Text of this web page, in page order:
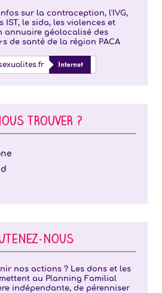
sur la contraception, l'IVG,
IST, le sida, les violences et
annuaire géolocalisé des
de santé de la région PACA
TROUVER ?
NOUS
nos actions ? Les dons et les
au Planning Familial
indépendante, de pérenniser